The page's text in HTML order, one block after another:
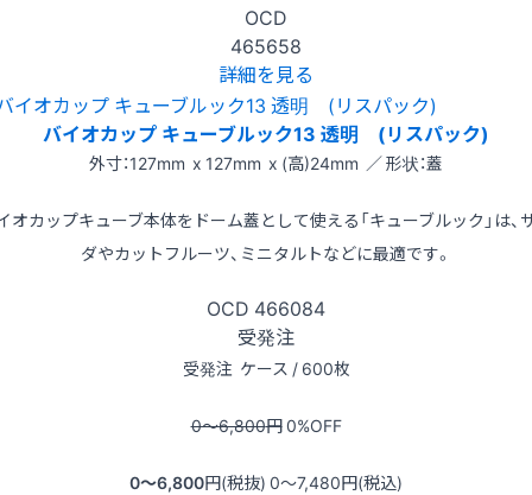
OCD
465658
詳細を見る
バイオカップ キューブルック13 透明 (リスパック)
外寸：127mm x 127mm x (高)24mm ／ 形状：蓋
オカップキューブ本体をドーム蓋として使える「キューブルック」は、
ダやカットフルーツ、ミニタルトなどに最適です。
OCD 466084
受発注
受発注 ケース / 600枚
0〜6,800円0%OFF
0〜6,800円(税抜) 0〜7,480円(税込)